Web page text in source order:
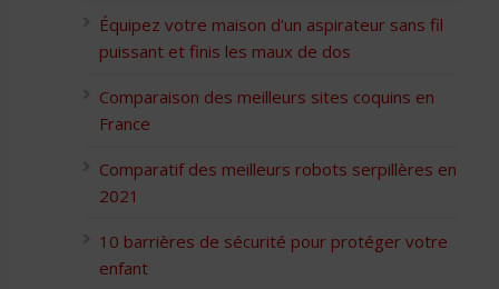
Équipez votre maison d’un aspirateur sans fil
puissant et finis les maux de dos
Comparaison des meilleurs sites coquins en
France
Comparatif des meilleurs robots serpillères en
2021
10 barrières de sécurité pour protéger votre
enfant